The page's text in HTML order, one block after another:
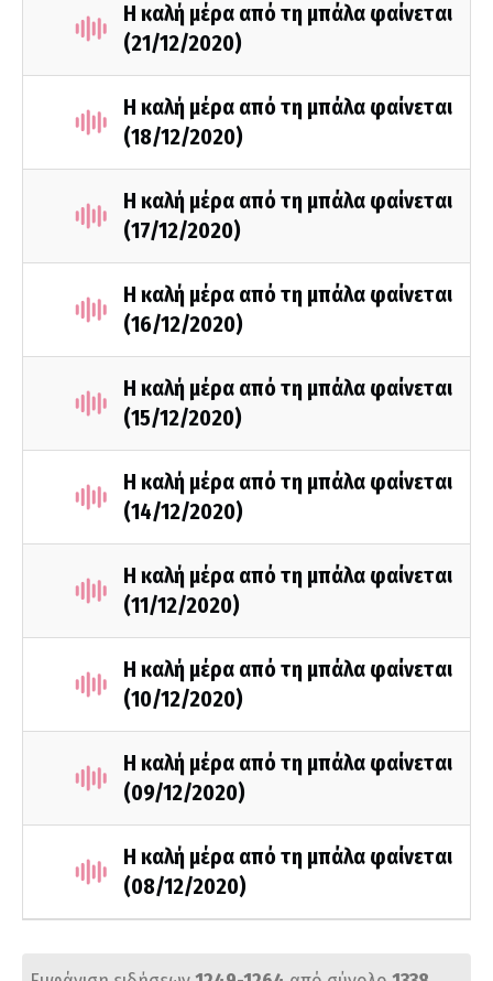
Η καλή μέρα από τη μπάλα φαίνεται
(21/12/2020)
Η καλή μέρα από τη μπάλα φαίνεται
(18/12/2020)
Η καλή μέρα από τη μπάλα φαίνεται
(17/12/2020)
Η καλή μέρα από τη μπάλα φαίνεται
(16/12/2020)
Η καλή μέρα από τη μπάλα φαίνεται
(15/12/2020)
Η καλή μέρα από τη μπάλα φαίνεται
(14/12/2020)
Η καλή μέρα από τη μπάλα φαίνεται
(11/12/2020)
Η καλή μέρα από τη μπάλα φαίνεται
(10/12/2020)
Η καλή μέρα από τη μπάλα φαίνεται
(09/12/2020)
Η καλή μέρα από τη μπάλα φαίνεται
(08/12/2020)